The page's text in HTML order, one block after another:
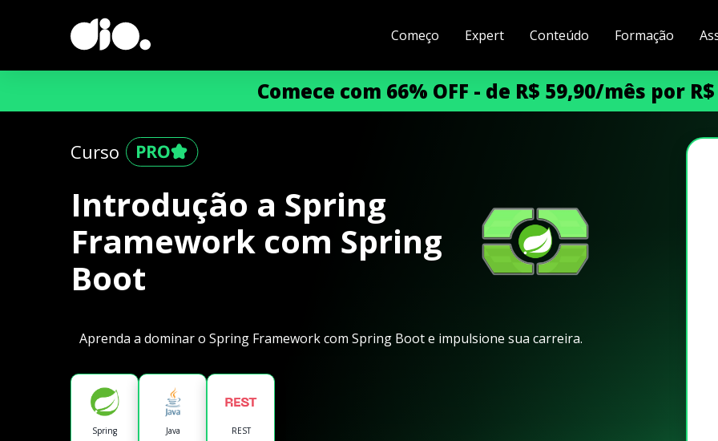
Começo Expert Conteúdo Formação
Comece com 66% OFF - de R$ 59,90/mês por
Curso
Introdução a Spring
Framework com Spring
Boot
Aprenda a dominar o Spring Framework com Spring Boot e impulsione sua carreira.
Spring Java REST